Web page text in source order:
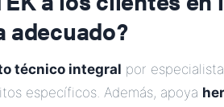
adecuado?
técnico integral por
específicos. Además, apoya